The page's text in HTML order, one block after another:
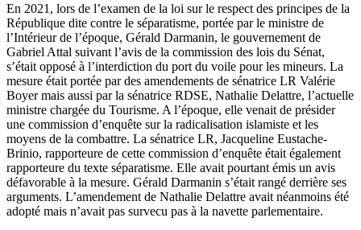
En 2021, lors de l’examen de la loi sur le respect des principes de la
République dite contre le séparatisme, portée par le ministre de
l’Intérieur de l’époque, Gérald Darmanin, le gouvernement de
Gabriel Attal suivant l’avis de la commission des lois du Sénat,
s’était opposé à l’interdiction du port du voile pour les mineurs. La
mesure était portée par des amendements de sénatrice LR Valérie
Boyer mais aussi par la sénatrice RDSE, Nathalie Delattre, l’actuelle
ministre chargée du Tourisme. A l’époque, elle venait de présider
une commission d’enquête sur la radicalisation islamiste et les
moyens de la combattre. La sénatrice LR, Jacqueline Eustache-
Brinio, rapporteure de cette commission d’enquête était également
rapporteure du texte séparatisme. Elle avait pourtant émis un avis
défavorable à la mesure. Gérald Darmanin s’était rangé derrière ses
arguments. L’amendement de Nathalie Delattre avait néanmoins été
adopté mais n’avait pas survecu pas à la navette parlementaire.